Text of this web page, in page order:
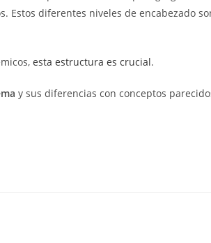
Estos diferentes niveles de encabezado
esta estructura es crucial.
y sus diferencias con conceptos